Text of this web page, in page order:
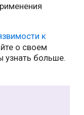
к
о своем
узнать больше.